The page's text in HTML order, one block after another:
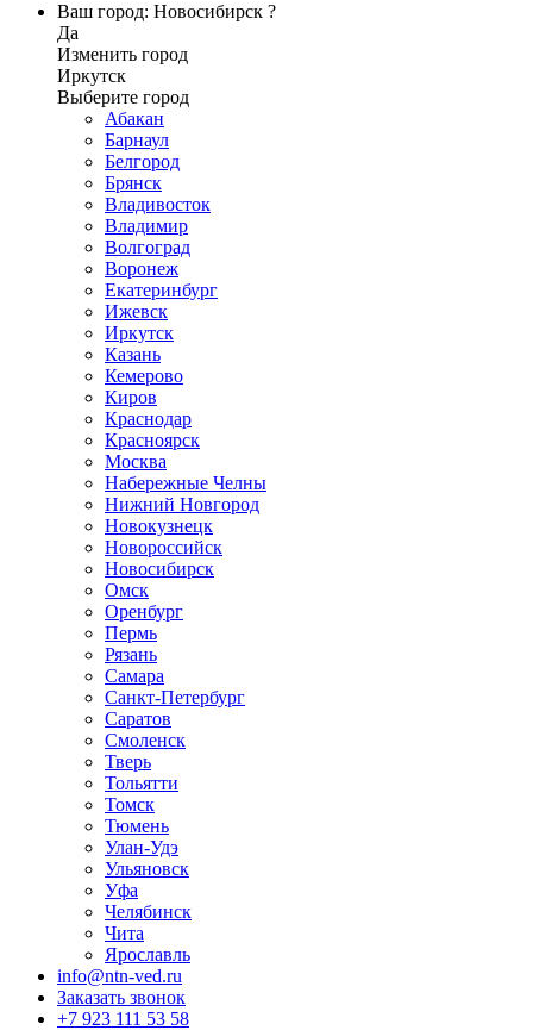
Ваш город: Новосибирск ?
Да
Изменить город
Иркутск
Выберите город
Абакан
Барнаул
Белгород
Брянск
Владивосток
Владимир
Волгоград
Воронеж
Екатеринбург
Ижевск
Иркутск
Казань
Кемерово
Киров
Краснодар
Красноярск
Москва
Набережные Челны
Нижний Новгород
Новокузнецк
Новороссийск
Новосибирск
Омск
Оренбург
Пермь
Рязань
Самара
Санкт-Петербург
Саратов
Смоленск
Тверь
Тольятти
Томск
Тюмень
Улан-Удэ
Ульяновск
Уфа
Челябинск
Чита
Ярославль
info@ntn-ved.ru
Заказать звонок
+7 923 111 53 58